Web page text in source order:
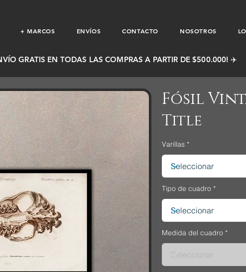
+ MARCOS ENVÍOS CONTACTO NOSOTROS
GRATIS EN TODAS LAS COMPRAS A PARTIR DE $500.000! ✈️
Fósil
Title
Varillas
Tipo de cuadro
Medida del cuadro